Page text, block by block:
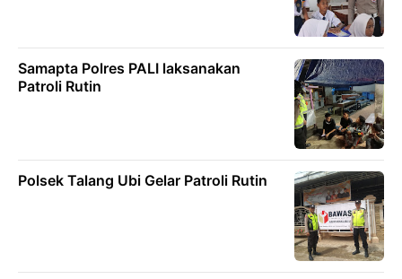
Samapta Polres PALI laksanakan
Patroli Rutin
Polsek Talang Ubi Gelar Patroli Rutin